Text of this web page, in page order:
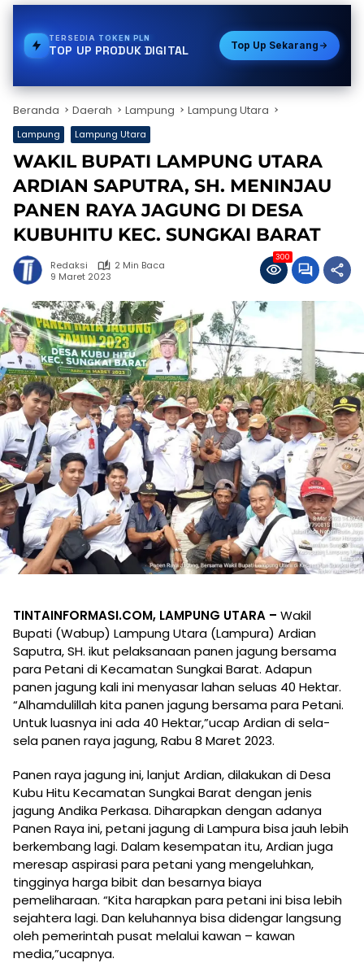
TERSEDIA E-WALLET
TOP UP PRODUK DIGITAL Top Up Sekarang
Beranda Daerah Lampung Lampung Utara
Lampung Lampung Utara
WAKIL BUPATI LAMPUNG UTARA
ARDIAN SAPUTRA, SH. MENINJAU
PANEN RAYA JAGUNG DI DESA
KUBUHITU KEC. SUNGKAI BARAT
Redaksi
2 Min Baca
9 Maret 2023
300
TINTAINFORMASI.COM, LAMPUNG UTARA – Wakil
Bupati (Wabup) Lampung Utara (Lampura) Ardian
Saputra, SH. ikut pelaksanaan panen jagung bersama
para Petani di Kecamatan Sungkai Barat. Adapun
panen jagung kali ini menyasar lahan seluas 40 Hektar.
“Alhamdulillah kita panen jagung bersama para Petani.
Untuk luasnya ini ada 40 Hektar,”ucap Ardian di sela-
sela panen raya jagung, Rabu 8 Maret 2023.
Panen raya jagung ini, lanjut Ardian, dilakukan di Desa
Kubu Hitu Kecamatan Sungkai Barat dengan jenis
jagung Andika Perkasa. Diharapkan dengan adanya
Panen Raya ini, petani jagung di Lampura bisa jauh lebih
berkembang lagi. Dalam kesempatan itu, Ardian juga
meresap aspirasi para petani yang mengeluhkan,
tingginya harga bibit dan besarnya biaya
pemeliharaan. “Kita harapkan para petani ini bisa lebih
sejahtera lagi. Dan keluhannya bisa didengar langsung
oleh pemerintah pusat melalui kawan – kawan
media,”ucapnya.